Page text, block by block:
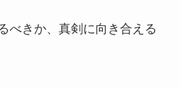
べきか、真剣に向き合える